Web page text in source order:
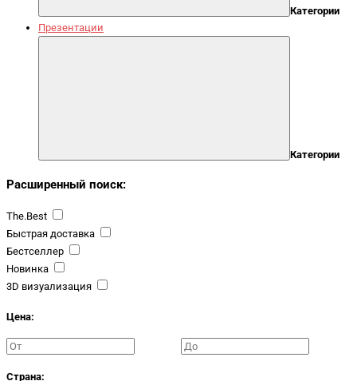
Категории
Презентации
Категории
Расширенный поиск:
The.Best
Быстрая доставка
Бестселлер
Новинка
3D визуализация
Цена:
Страна: